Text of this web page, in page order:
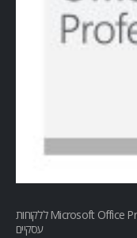
מיקרוסופט אופיס פרו Microsoft Office Professional 2019 / 2019 ללקוחות
עסקיים